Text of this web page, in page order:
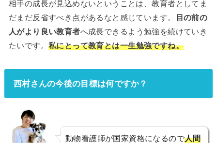
相手の成長が見込めないということは、教育者としてま
だまだ反省すべき点があるなと感じています。
目の前の
人がより良い教育者へ成長できるよう勉強を続けていき
たいです。 私にとって教育とは一生勉強ですね。
西村さんの今後の目標は何ですか？
動物看護師が国家資格になるので人間